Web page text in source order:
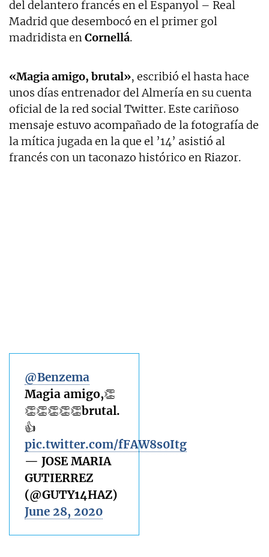
del delantero francés en el Espanyol – Real
Madrid que desembocó en el primer gol
madridista enCornellá.
«Magia amigo, brutal», escribió el hasta hace
unos días entrenador del Almería en su cuenta
oficial de la red social Twitter. Este cariñoso
mensaje estuvo acompañado de la fotografía de
la mítica jugada en la que el ’14’ asistió al
francés con un taconazo histórico en Riazor.
@Benzema
Magia amigo,👏
👏👏👏👏👏brutal.
👍
pic.twitter.com/fFAW8s0Itg
— JOSE MARIA
GUTIERREZ
(@GUTY14HAZ)
June 28, 2020